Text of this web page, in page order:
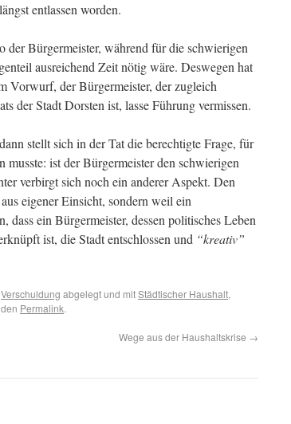
entlassen worden.
der Bürgermeister, während für die schwierigen
ausreichend Zeit nötig wäre. Deswegen hat
Vorwurf, der Bürgermeister, der zugleich
der Stadt Dorsten ist, lasse Führung vermissen.
stellt sich in der Tat die berechtigte Frage, für
ist der Bürgermeister den schwierigen
verbirgt sich noch ein anderer Aspekt. Den
eigener Einsicht, sondern weil ein
ein Bürgermeister, dessen politisches Leben
ist, die Stadt entschlossen und “kreativ”
Verschuldung abgelegt und mitStädtischer Haushalt,
Permalink.
Wege aus der Haushaltskrise →